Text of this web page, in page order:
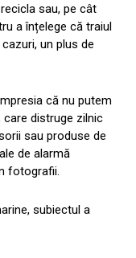
sau, pe cât
a înțelege că traiul
un plus de
că nu putem
distruge zilnic
sau produse de
de alarmă
fotografii.
subiectul a